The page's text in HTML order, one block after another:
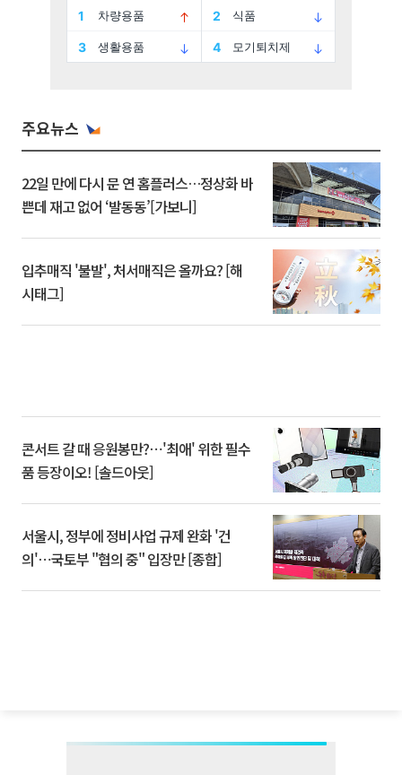
주요뉴스
22일 만에 다시 문 연 홈플러스…정상화 바
쁜데 재고 없어 ‘발동동’[가보니]
입추매직 '불발', 처서매직은 올까요? [해
시태그]
콘서트 갈 때 응원봉만?⋯'최애' 위한 필수
품 등장이오! [솔드아웃]
서울시, 정부에 정비사업 규제 완화 '건
의'⋯국토부 "협의 중" 입장만 [종합]